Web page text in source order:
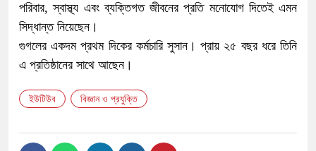
পরিবার, স্বাস্থ্য এবং ব্যক্তিগত জীবনের প্রতি মনোযোগ দিতেই এমন
সিদ্ধান্ত নিয়েছেন।
গুগলের একদম প্রথম দিকের কর্মচারি সুসান। প্রায় ২৫ বছর ধরে তিনি
এ প্রতিষ্ঠানের সাথে আছেন।
ইউটিউব বিজ্ঞান ও প্রযুক্তি